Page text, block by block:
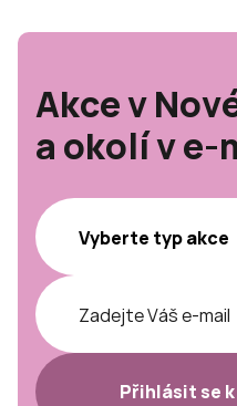
Akce v
a okolí v e-
Přihlásit se